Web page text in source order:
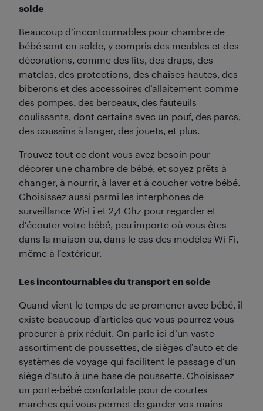
solde
Beaucoup d’incontournables pour chambre de
bébé sont en solde, y compris des meubles et des
décorations, comme des lits, des draps, des
matelas, des protections, des chaises hautes, des
biberons et des accessoires d’allaitement comme
des pompes, des berceaux, des fauteuils
coulissants, dont certains avec un pouf, des parcs,
des coussins à langer, des jouets, et plus.
Trouvez tout ce dont vous avez besoin pour
décorer une chambre de bébé, et soyez prêts à
changer, à nourrir, à laver et à coucher votre bébé.
Choisissez aussi parmi les interphones de
surveillance Wi-Fi et 2,4 Ghz pour regarder et
d’écouter votre bébé, peu importe où vous êtes
dans la maison ou, dans le cas des modèles Wi-Fi,
même à l’extérieur.
Les incontournables du transport en solde
Quand vient le temps de se promener avec bébé, il
existe beaucoup d’articles que vous pourrez vous
procurer à prix réduit. On parle ici d’un vaste
assortiment de poussettes, de sièges d’auto et de
systèmes de voyage qui facilitent le passage d’un
siège d’auto à une base de poussette. Choisissez
un porte-bébé confortable pour de courtes
marches qui vous permet de garder vos mains